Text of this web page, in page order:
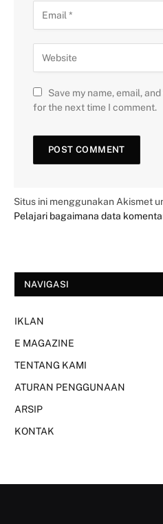
Save my name, email,
for the next time I comment.
Situs ini menggunakan Akismet
Pelajari bagaimana data
NAVIGASI
IKLAN
E MAGAZINE
TENTANG KAMI
ATURAN PENGGUNAAN
ARSIP
KONTAK